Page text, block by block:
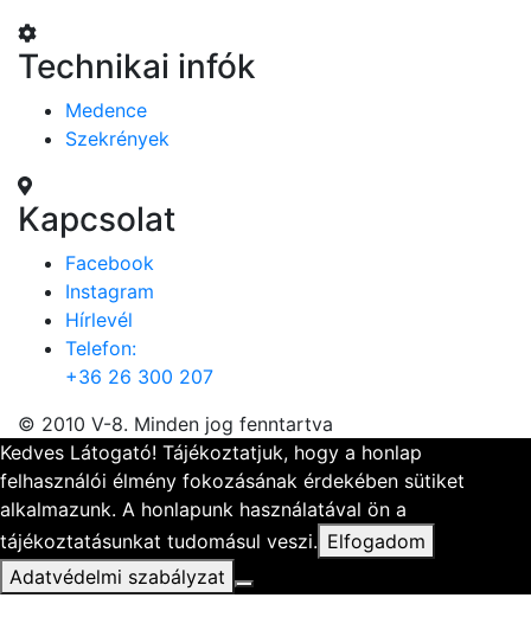
Technikai infók
Medence
Szekrények
Kapcsolat
Facebook
Instagram
Hírlevél
Telefon:
+36 26 300 207
© 2010 V-8. Minden jog fenntartva
Kedves Látogató! Tájékoztatjuk, hogy a honlap
felhasználói élmény fokozásának érdekében sütiket
alkalmazunk. A honlapunk használatával ön a
tájékoztatásunkat tudomásul veszi. Elfogadom
Adatvédelmi szabályzat